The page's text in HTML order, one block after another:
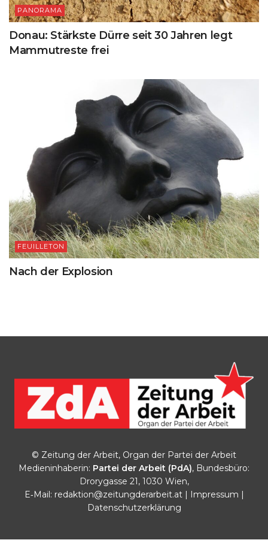
PANORAMA
Donau: Stärkste Dürre seit 30 Jahren legt
Mammutreste frei
FEUILLETON
Nach der Explosion
© Zeitung der Arbeit, Organ der Partei der Arbeit
Medieninhaberin: Partei der Arbeit (PdA), Bundesbüro:
Drorygasse 21, 1030 Wien,
E‑Mail: redaktion@zeitungderarbeit.at| Impressum |
Datenschutzerklärung